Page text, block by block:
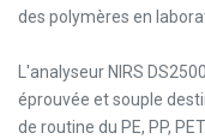
des polymères en
L'analyseur NIRS
éprouvée et souple
de routine du PE, PP,